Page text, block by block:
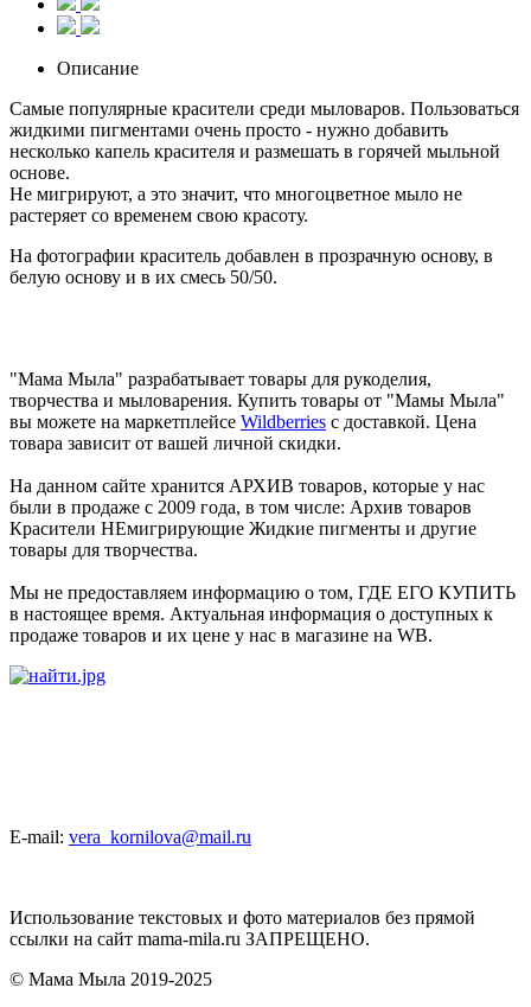
Описание
Самые популярные красители среди мыловаров. Пользоваться
жидкими пигментами очень просто - нужно добавить
несколько капель красителя и размешать в горячей мыльной
основе.
Не мигрируют, а это значит, что многоцветное мыло не
растеряет со временем свою красоту.
На фотографии краситель добавлен в прозрачную основу, в
белую основу и в их смесь 50/50.
"Мама Мыла" разрабатывает товары для рукоделия,
творчества и мыловарения. Купить товары от "Мамы Мыла"
вы можете на маркетплейсе Wildberries с доставкой. Цена
товара зависит от вашей личной скидки.
На данном сайте хранится АРХИВ товаров, которые у нас
были в продаже с 2009 года, в том числе: Архив товаров
Красители НЕмигрирующие Жидкие пигменты и другие
товары для творчества.
Мы не предоставляем информацию о том, ГДЕ ЕГО КУПИТЬ
в настоящее время. Актуальная информация о доступных к
продаже товаров и их цене у нас в магазине на WB.
E-mail: vera_kornilova@mail.ru
Использование текстовых и фото материалов без прямой
ссылки на сайт mama-mila.ru ЗАПРЕЩЕНО.
© Мама Мыла 2019-2025